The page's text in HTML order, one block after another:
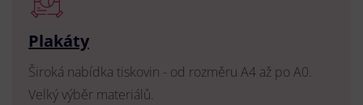
Plakáty
Široká nabídka tiskovin - od rozměru A4 až po A0.
Velký výběr materiálů.